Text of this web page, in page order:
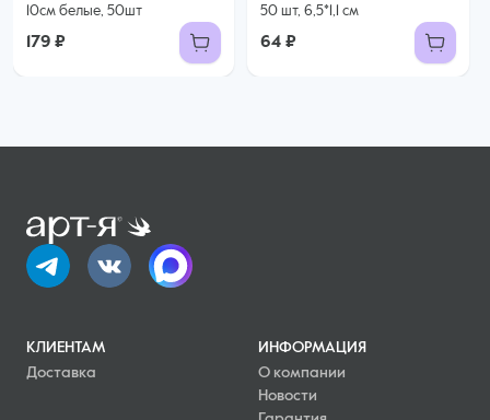
10см белые, 50шт
179 ₽
50 шт, 6,5*1,1 см
64 ₽
КЛИЕНТАМ
Доставка
ИНФОРМАЦИЯ
О компании
Новости